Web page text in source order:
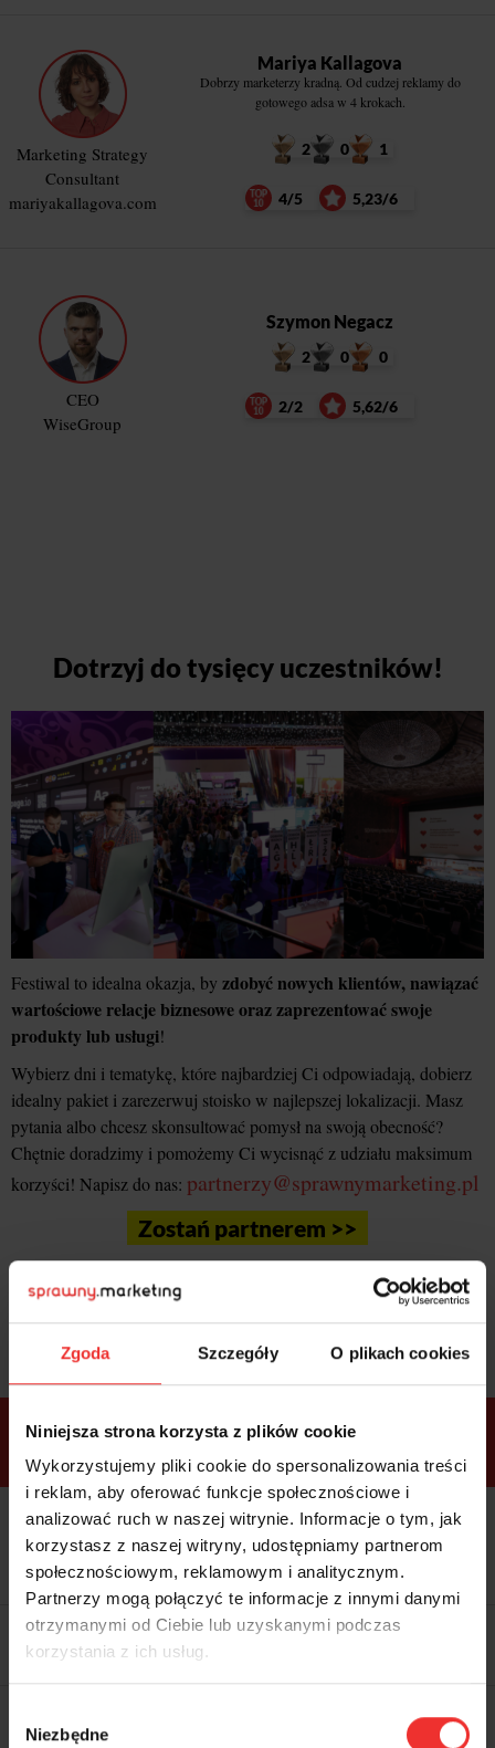
Zgoda Szczegóły O plikach cookies
Niniejsza strona korzysta z plików cookie
Wykorzystujemy pliki cookie do spersonalizowania treści
i reklam, aby oferować funkcje społecznościowe i
analizować ruch w naszej witrynie. Informacje o tym, jak
korzystasz z naszej witryny, udostępniamy partnerom
społecznościowym, reklamowym i analitycznym.
Partnerzy mogą połączyć te informacje z innymi danymi
otrzymanymi od Ciebie lub uzyskanymi podczas
korzystania z ich usług.
zgody
Niezbędne
Marketing Strategy
Consultant
mariyakallagova.com
Mariya Kallagova
Dobrzy marketerzy kradną. Od cudzej reklamy do
gotowego adsa w 4 krokach.
2 0 1
4/5 5,23/6
CEO
WiseGroup
Szymon Negacz
2 0 0
2/2 5,62/6
Dotrzyj do tysięcy uczestników!
Festiwal to idealna okazja, by zdobyć nowych klientów, nawiązać
wartościowe relacje biznesowe oraz zaprezentować swoje
produkty lub usługi!
Wybierz dni i tematykę, które najbardziej Ci odpowiadają, dobierz
idealny pakiet i zarezerwuj stoisko w najlepszej lokalizacji. Masz
pytania albo chcesz skonsultować pomysł na swoją obecność?
Chętnie doradzimy i pomożemy Ci wycisnąć z udziału maksimum
korzyści! Napisz do nas: partnerzy@sprawnymarketing.pl
Zostań partnerem >>
Sprawdź bonusyi wybierz bilet
ramach
pakietów
VIP Premium
Kolacja z prelegentami i before
party (Hotel Sheraton, 27.10) tylko
wbilecie ALLPASS VIP
Dostępne
tylko w
bilecie
ALLPASS
VIP
Dedykowana strefa VIP z
możliwością networkingu z
prelegentami i wystawcami w
WARTOŚĆ: 1970 zł